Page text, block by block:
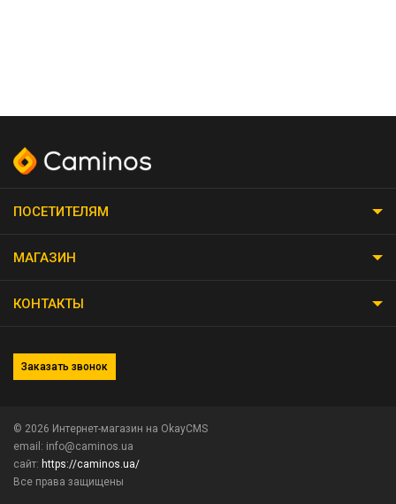
ПОСЕТИТЕЛЯМ
МАГАЗИН
КОНТАКТЫ
Заказать звонок
© 2026 Интернет-магазин на OkayCMS
email: info@caminos.ua
сайт: https://caminos.ua/
Все права защищены